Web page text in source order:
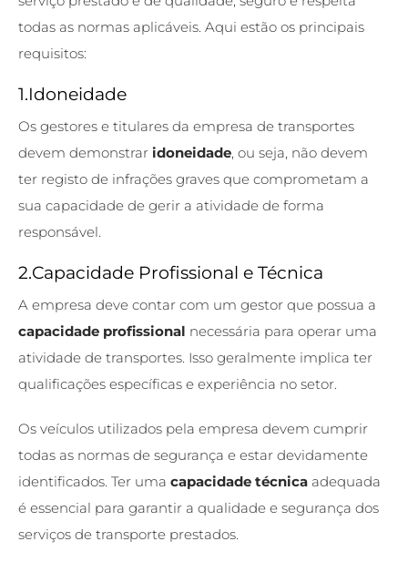
todas as normas aplicáveis. Aqui estão os principais
requisitos:
1.Idoneidade
Os gestores e titulares da empresa de transportes
devem demonstrar idoneidade, ou seja, não devem
ter registo de infrações graves que comprometam a
sua capacidade de gerir a atividade de forma
responsável.
2.Capacidade Profissional e Técnica
A empresa deve contar com um gestor que possua a
capacidade profissional necessária para operar uma
atividade de transportes. Isso geralmente implica ter
qualificações específicas e experiência no setor.
Os veículos utilizados pela empresa devem cumprir
todas as normas de segurança e estar devidamente
identificados. Ter uma capacidade técnica adequada
é essencial para garantir a qualidade e segurança dos
serviços de transporte prestados.